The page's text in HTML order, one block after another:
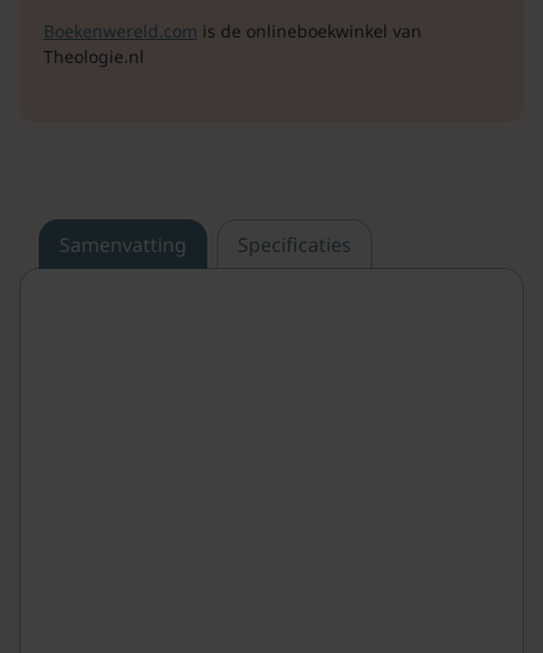
Boekenwereld.com is de onlineboekwinkel van
Theologie.nl
Samenvatting Specificaties